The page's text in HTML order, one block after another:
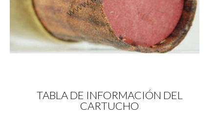
TABLA DE INFORMACIÓN DEL
CARTUCHO